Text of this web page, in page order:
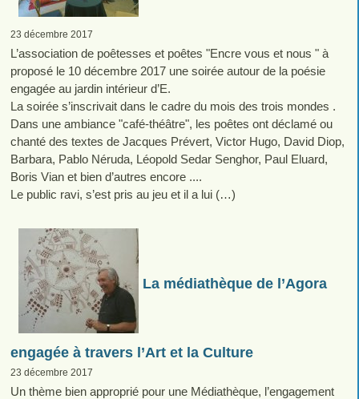
23 décembre 2017
L’association de poêtesses et poêtes "Encre vous et nous " à
proposé le 10 décembre 2017 une soirée autour de la poésie
engagée au jardin intérieur d’E.
La soirée s’inscrivait dans le cadre du mois des trois mondes .
Dans une ambiance "café-théâtre", les poêtes ont déclamé ou
chanté des textes de Jacques Prévert, Victor Hugo, David Diop,
Barbara, Pablo Néruda, Léopold Sedar Senghor, Paul Eluard,
Boris Vian et bien d’autres encore ....
Le public ravi, s’est pris au jeu et il a lui (…)
La médiathèque de l’Agora
engagée à travers l’Art et la Culture
23 décembre 2017
Un thème bien approprié pour une Médiathèque, l’engagement